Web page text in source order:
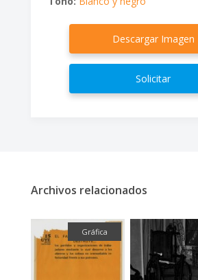
Descargar Imagen
Solicitar
Archivos relacionados
Gráfica